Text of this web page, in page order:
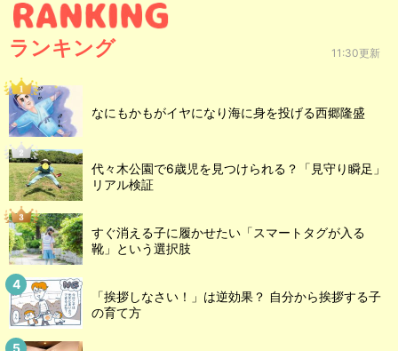
ランキング 11:30更新
なにもかもがイヤになり海に身を投げる西郷隆盛
代々木公園で6歳児を見つけられる？「見守り瞬足」
リアル検証
すぐ消える子に履かせたい「スマートタグが入る
靴」という選択肢
「挨拶しなさい！」は逆効果？ 自分から挨拶する子
の育て方